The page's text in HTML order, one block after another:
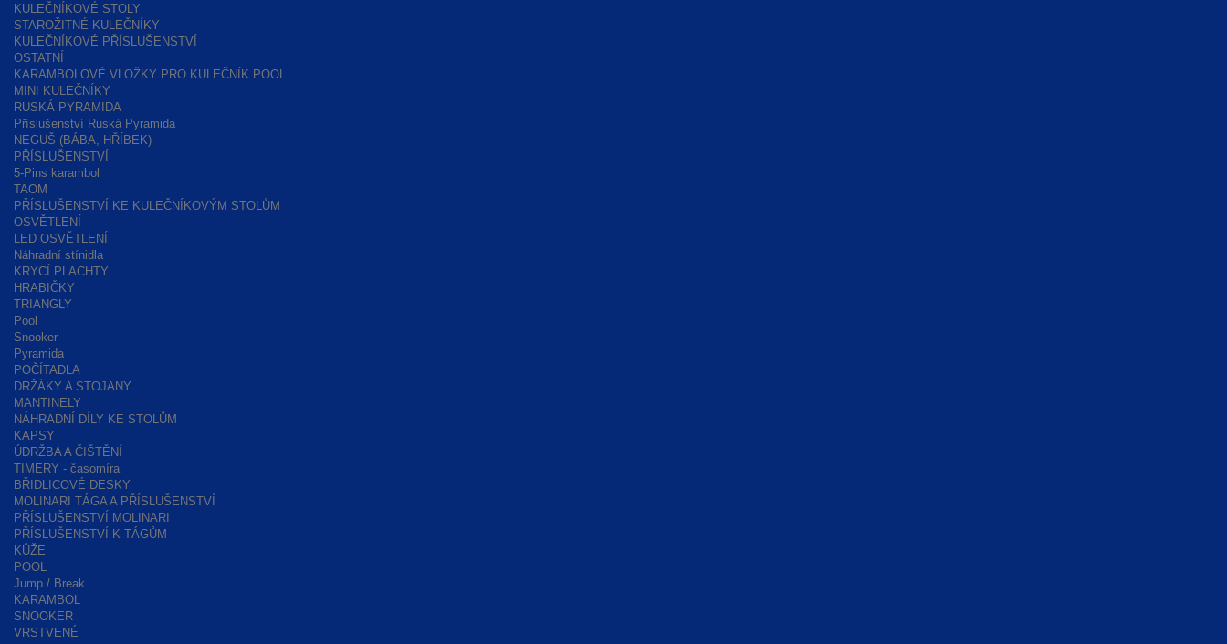
KULEČNÍKOVÉ STOLY
STAROŽITNÉ KULEČNÍKY
KULEČNÍKOVÉ PŘÍSLUŠENSTVÍ
OSTATNÍ
KARAMBOLOVÉ VLOŽKY PRO KULEČNÍK POOL
MINI KULEČNÍKY
RUSKÁ PYRAMIDA
Příslušenství Ruská Pyramida
NEGUŠ (BÁBA, HŘÍBEK)
PŘÍSLUŠENSTVÍ
5-Pins karambol
TAOM
PŘÍSLUŠENSTVÍ KE KULEČNÍKOVÝM STOLŮM
OSVĚTLENÍ
LED OSVĚTLENÍ
Náhradní stínidla
KRYCÍ PLACHTY
HRABIČKY
TRIANGLY
Pool
Snooker
Pyramida
POČÍTADLA
DRŽÁKY A STOJANY
MANTINELY
NÁHRADNÍ DÍLY KE STOLŮM
KAPSY
ÚDRŽBA A ČIŠTĚNÍ
TIMERY - časomíra
BŘIDLICOVÉ DESKY
MOLINARI TÁGA A PŘÍSLUŠENSTVÍ
PŘÍSLUŠENSTVÍ MOLINARI
PŘÍSLUŠENSTVÍ K TÁGŮM
KŮŽE
POOL
Jump / Break
KARAMBOL
SNOOKER
VRSTVENÉ